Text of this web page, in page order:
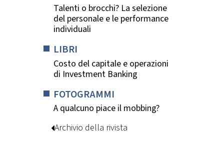
Talenti o brocchi? La selezione
del personale e le performance
individuali
LIBRI
Costo del capitale e operazioni
di Investment Banking
FOTOGRAMMI
A qualcuno piace il mobbing?
Archivio della rivista